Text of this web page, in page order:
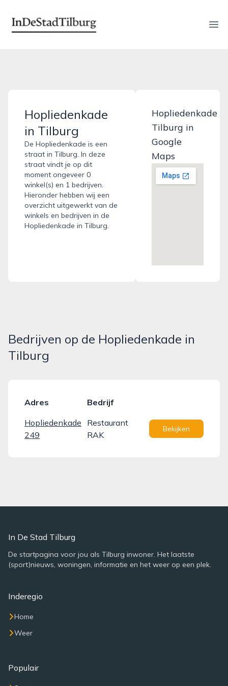
indestadtilburg.nl
Hopliedenkade
in Tilburg
De Hopliedenkade is een
straat in Tilburg. In deze
straat vindt je op dit
moment ongeveer 0
winkel(s) en 1 bedrijven.
Hieronder hebben wij een
overzicht uitgewerkt van de
winkels en bedrijven in de
Hopliedenkade in Tilburg.
Hopliedenkade
Tilburg in
Google
Maps
Bedrijven op de Hopliedenkade in
Tilburg
Adres
Bedrijf
Hopliedenkade
249
Restaurant
RAK
Bekijken
In De Stad Tilburg
De startpagina voor jou als Tilburg inwoner. Het laatste
(sport)nieuws, woningen, informatie en het weer op een plek.
Inderegio
Home
Weer
Populair